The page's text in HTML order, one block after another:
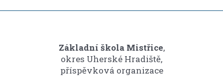
Základní škola Mistřice,
okres Uherské Hradiště,
příspěvková organizace